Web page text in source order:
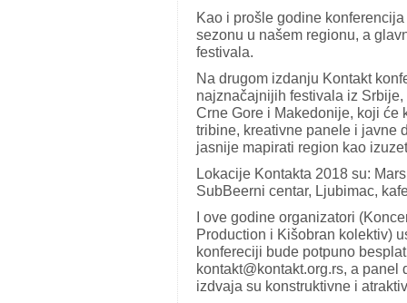
Kao i prošle godine
sezonu u našem regionu, a
festivala.
Na drugom izdanju Kontakt
najznačajnijih festivala iz
Crne Gore i Makedonije, koji će
tribine, kreativne panele i javne
jasnije mapirati region kao
Lokacije Kontakta 2018 su:
SubBeerni centar, Ljubimac,
I ove godine organizatori
Production i Kišobran kolektiv)
konfereciji bude potpuno
kontakt@kontakt.org.rs, a
izdvaja su konstruktivne i